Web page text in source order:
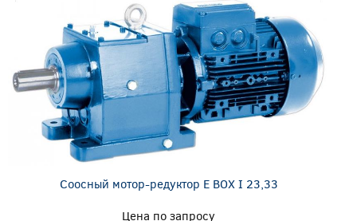
Соосный мотор-редуктор E BOX I 23,33
Цена по запросу